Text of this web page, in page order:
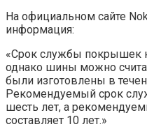
На официальном сайте
информация:
«Срок службы покрышек
однако шины можно
были изготовлены в
Рекомендуемый срок
шесть лет, а
составляет 10 лет.»